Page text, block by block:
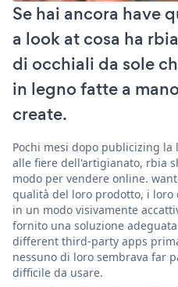
Se hai ancora have
a look at cosa ha
di occhiali da sole
in legno fatte a
create.
Pochi mesi dopo publicizing
alle fiere dell'artigianato, rbia
modo per vendere online.
qualità del loro prodotto, i
in un modo visivamente
fornito una soluzione
different third-party apps
nessuno di loro sembrava far
difficile da usare.